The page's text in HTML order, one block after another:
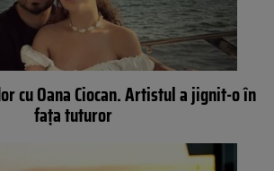
cu Oana Ciocan. Artistul a jignit-o în
fața tuturor